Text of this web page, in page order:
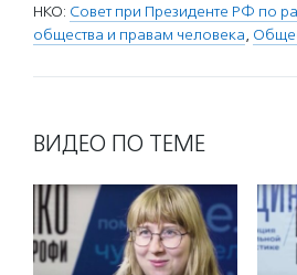
НКО: Совет при Президенте РФ по
общества и правам человека,
ВИДЕО ПО ТЕМЕ